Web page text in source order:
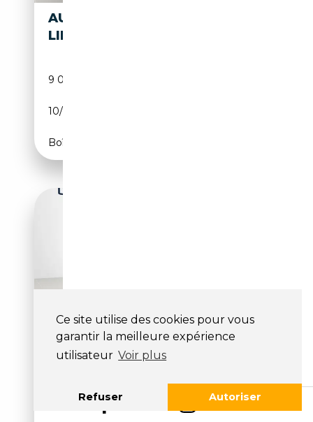
Ce site utilise des cookies pour vous
garantir la meilleure expérience
utilisateur Voir plus
Refuser Autoriser
AUDI A5 A5
LIMOUSINE
9 000 km
10/2025
Boîte automatique
AUDI A5
BERLINE
61 026€
6 000 km Électrique/Essence